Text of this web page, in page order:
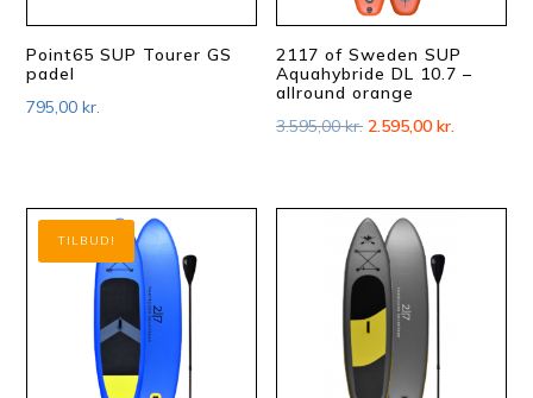
Point65 SUP Tourer GS
padel
795,00kr.
2117 of Sweden SUP
Aquahybride DL 10.7 –
allround orange
3.595,00kr. Den
var:
3.595,00 kr..
2.595,00kr.
TILBUD!